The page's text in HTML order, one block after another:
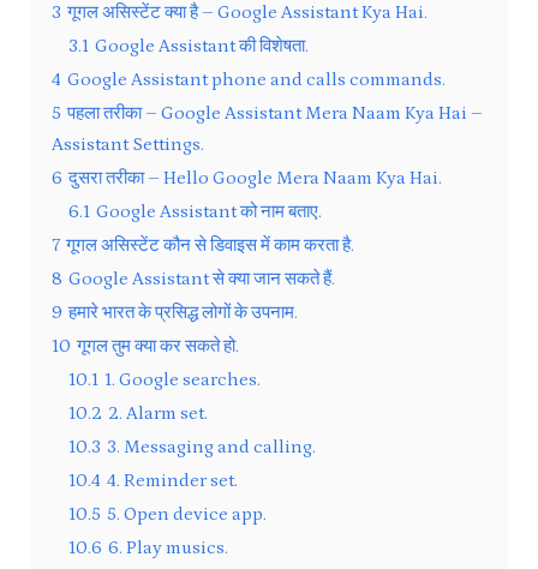
3 गूगल असिस्टेंट क्या है – Google Assistant Kya Hai.
3.1 Google Assistant की विशेषता.
4 Google Assistant phone and calls commands.
5 पहला तरीका – Google Assistant Mera Naam Kya Hai –
Assistant Settings.
6 दुसरा तरीका – Hello Google Mera Naam Kya Hai.
6.1 Google Assistant को नाम बताए.
7 गूगल असिस्टेंट कौन से डिवाइस में काम करता है.
8 Google Assistant से क्या जान सकते हैं.
9 हमारे भारत के प्रसिद्ध लोगों के उपनाम.
10 गूगल तुम क्या कर सकते हो.
10.1 1. Google searches.
10.2 2. Alarm set.
10.3 3. Messaging and calling.
10.4 4. Reminder set.
10.5 5. Open device app.
10.6 6. Play musics.